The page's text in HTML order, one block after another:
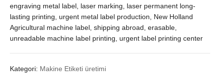
engraving metal label, laser marking, laser permanent long-
lasting printing, urgent metal label production, New Holland
Agricultural machine label, shipping abroad, erasable,
unreadable machine label printing, urgent label printing center
Kategori: Makine Etiketi üretimi